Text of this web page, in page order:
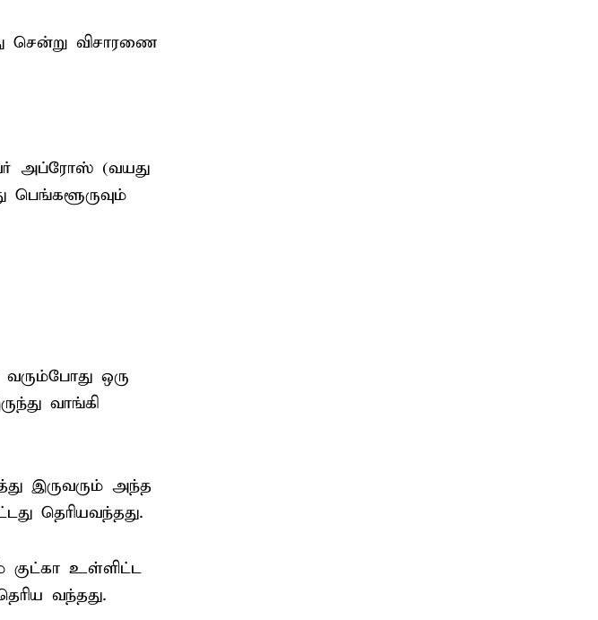
விசாரணை
அப்ரோஸ் (வயது
ஒரு
வாங்கி
இருவரும் அந்த
தெரியவந்தது.
குட்கா உள்ளிட்ட
வந்தது.